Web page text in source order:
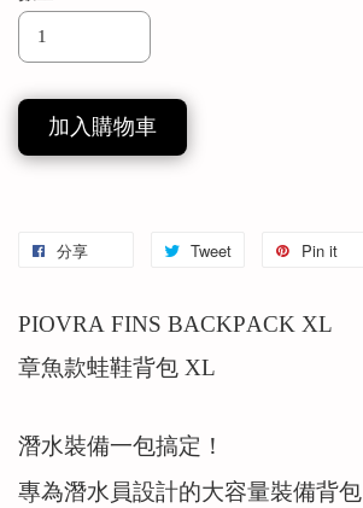
加入購物車
分享 Tweet Pin it
PIOVRA FINS BACKPACK XL
章魚款蛙鞋背包 XL
潛水裝備一包搞定！
專為潛水員設計的大容量裝備背包